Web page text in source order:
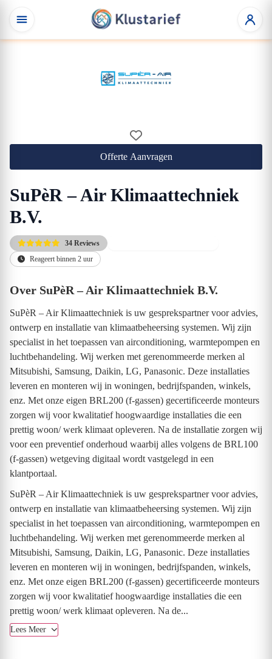
Offerte Aanvragen
SuPèR – Air Klimaattechniek
B.V.
34 Reviews
Reageert binnen 2 uur
Over SuPèR – Air Klimaattechniek B.V.
SuPèR – Air Klimaattechniek is uw gesprekspartner voor advies,
ontwerp en installatie van klimaatbeheersing systemen. Wij zijn
specialist in het toepassen van airconditioning, warmtepompen en
luchtbehandeling. Wij werken met gerenommeerde merken al
Mitsubishi, Samsung, Daikin, LG, Panasonic. Deze installaties
leveren en monteren wij in woningen, bedrijfspanden, winkels,
enz. Met onze eigen BRL200 (f-gassen) gecertificeerde monteurs
zorgen wij voor kwalitatief hoogwaardige installaties die een
prettig woon/ werk klimaat opleveren. Na de installatie zorgen wij
voor een preventief onderhoud waarbij alles volgens de BRL100
(f-gassen) wetgeving digitaal wordt vastgelegd in een
klantportaal.
SuPèR – Air Klimaattechniek is uw gesprekspartner voor advies,
ontwerp en installatie van klimaatbeheersing systemen. Wij zijn
specialist in het toepassen van airconditioning, warmtepompen en
luchtbehandeling. Wij werken met gerenommeerde merken al
Mitsubishi, Samsung, Daikin, LG, Panasonic. Deze installaties
leveren en monteren wij in woningen, bedrijfspanden, winkels,
enz. Met onze eigen BRL200 (f-gassen) gecertificeerde monteurs
zorgen wij voor kwalitatief hoogwaardige installaties die een
prettig woon/ werk klimaat opleveren. Na de...
Lees Meer